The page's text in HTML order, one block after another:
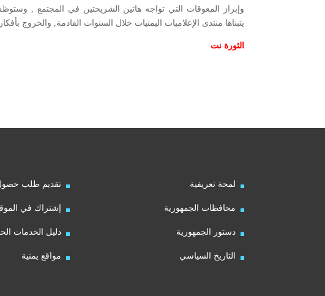
وإبراز المعوقات التي تواجه هاتين الشريحتين في المجتمع ,
يتبناها منتدى الإعلاميات اليمنيات خلال السنوات القادمة, والخروج
الثورة نت
لمحة تعريفية
محافظات الجمهورية
دستور الجمهورية
التاريخ السياسي
تقديم طلب
إشتراك في
دليل الخدمات
مواقع يمنية